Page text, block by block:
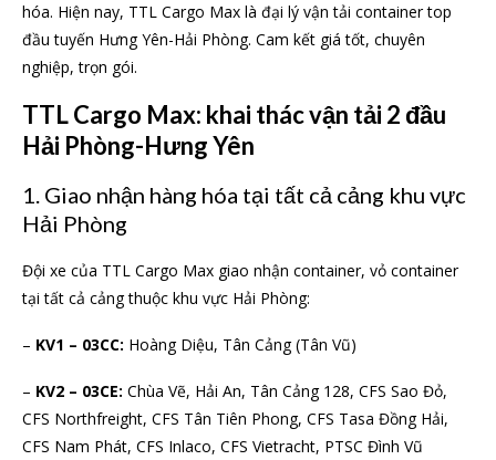
hóa. Hiện nay, TTL Cargo Max là đại lý vận tải container top
đầu tuyến Hưng Yên-Hải Phòng. Cam kết giá tốt, chuyên
nghiệp, trọn gói.
TTL Cargo Max: khai thác vận tải 2 đầu
Hải Phòng-Hưng Yên
1. Giao nhận hàng hóa tại tất cả cảng khu vực
Hải Phòng
Đội xe của TTL Cargo Max giao nhận container, vỏ container
tại tất cả cảng thuộc khu vực Hải Phòng:
– KV1 – 03CC: Hoàng Diệu, Tân Cảng (Tân Vũ)
– KV2 – 03CE: Chùa Vẽ, Hải An, Tân Cảng 128, CFS Sao Đỏ,
CFS Northfreight, CFS Tân Tiên Phong, CFS Tasa Đồng Hải,
CFS Nam Phát, CFS Inlaco, CFS Vietracht, PTSC Đình Vũ